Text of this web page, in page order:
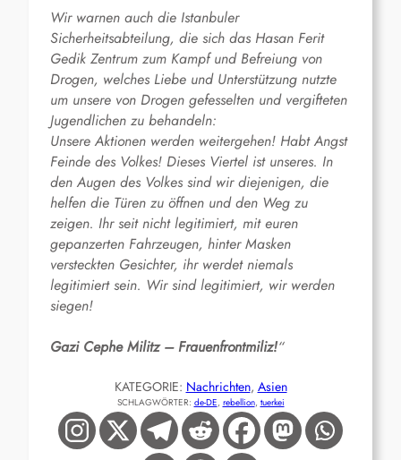
Wir warnen auch die Istanbuler
Sicherheitsabteilung, die sich das Hasan Ferit
Gedik Zentrum zum Kampf und Befreiung von
Drogen, welches Liebe und Unterstützung nutzte
um unsere von Drogen gefesselten und vergifteten
Jugendlichen zu behandeln:
Unsere Aktionen werden weitergehen! Habt Angst
Feinde des Volkes! Dieses Viertel ist unseres. In
den Augen des Volkes sind wir diejenigen, die
helfen die Türen zu öffnen und den Weg zu
zeigen. Ihr seit nicht legitimiert, mit euren
gepanzerten Fahrzeugen, hinter Masken
versteckten Gesichter, ihr werdet niemals
legitimiert sein. Wir sind legitimiert, wir werden
siegen!
Gazi Cephe Militz – Frauenfrontmiliz!“
KATEGORIE: Nachrichten, Asien
SCHLAGWÖRTER: de-DE, rebellion, tuerkei